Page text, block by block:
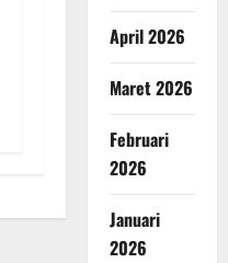
April 2026
Maret 2026
Februari
2026
Januari
2026